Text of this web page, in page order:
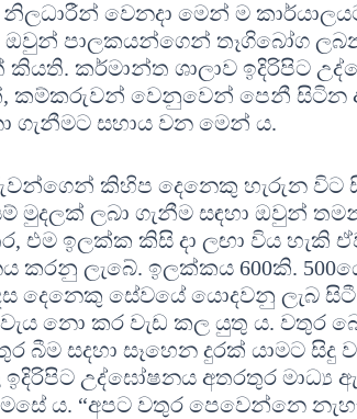
වෙනදා මෙන් ම
ඔවුන් පාලකයන්ගෙන් තෑගිබෝග
කර්මාන්ත ශාලාව ඉදිරිපිට
කම්කරුවන් වෙනුවෙන් පෙනී සිටින
ගැනීමට සහාය වන මෙන් ය.
කිහිප දෙනෙකු හැරුන විට
මුදලක් ලබා ගැනීම සඳහා ඔවුන්
එම ඉලක්ක කිසි දා ලඟා විය හැකි
කරනු ලැබේ. ඉලක්කය 600කි.
සේවයේ යොදවනු ලැබ සිටී.
නො කර වැඩ කල යුතු ය. වතුර
බීම සදහා සෑහෙන දුරක් යාමට
ඉදිරිපිට උද්ඝෝෂනය අතරතුර
ය. “අපට වතුර පෙවෙන්නෙ